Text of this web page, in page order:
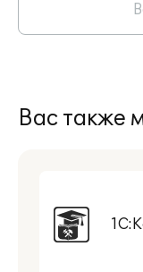
Вас также